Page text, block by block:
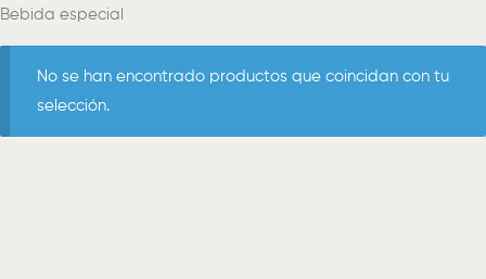
Bebida especial
No se han encontrado productos que coincidan con tu
selección.